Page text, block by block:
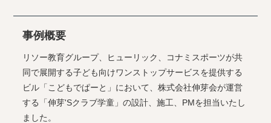
事例概要
リソー教育グループ、ヒューリック、コナミスポーツが共
同で展開する子ども向けワンストップサービスを提供する
ビル「こどもでぱーと」において、株式会社伸芽会が運営
する「伸芽'Sクラブ学童」の設計、施工、PMを担当いたし
ました。